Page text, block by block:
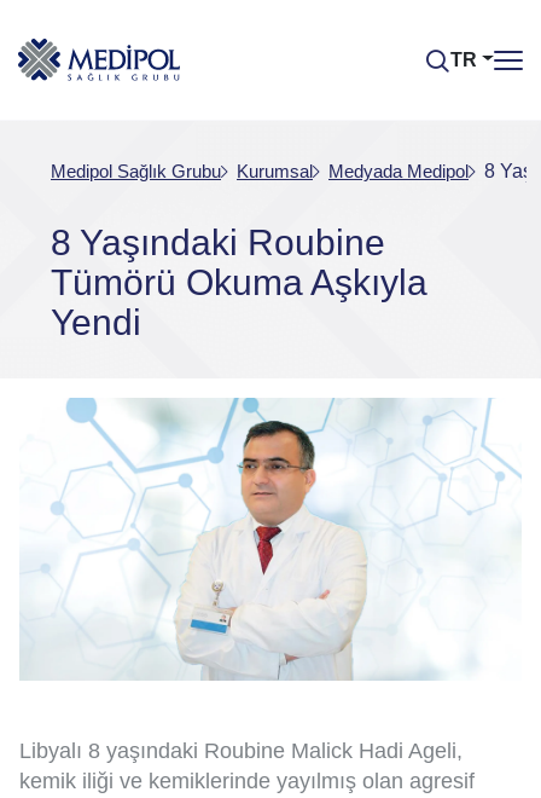
TR
Medipol Sağlık Grubu Kurumsal Medyada Medipol 8
8 Yaşındaki Roubine
Tümörü Okuma Aşkıyla
Yendi
Libyalı 8 yaşındaki Roubine Malick Hadi Ageli,
kemik iliği ve kemiklerinde yayılmış olan agresif